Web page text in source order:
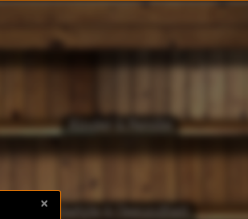
Kinder & Familie
Lifestyle & Gesundheit
×